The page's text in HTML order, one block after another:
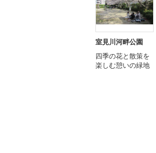
室見川河畔公園
四季の花と散策を
楽しむ憩いの緑地